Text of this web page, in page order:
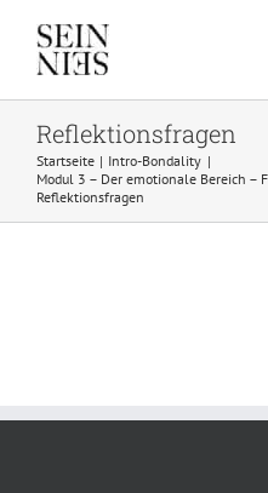
content
Reflektionsfragen
Startseite
Intro-Bondality
Modul 3 – Der emotionale Bereich –
Reflektionsfragen